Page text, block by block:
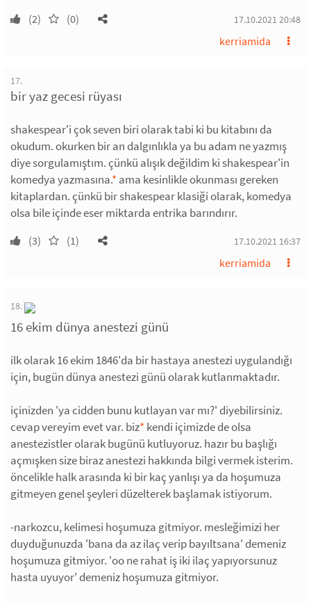
(2) (0) 17.10.2021 20:48
kerriamida
17.
bir yaz gecesi rüyası
shakespear'i çok seven biri olarak tabi ki bu kitabını da
okudum. okurken bir an dalgınlıkla ya bu adam ne yazmış
diye sorgulamıştım. çünkü alışık değildim ki shakespear'in
komedya yazmasına.* ama kesinlikle okunması gereken
kitaplardan. çünkü bir shakespear klasiği olarak, komedya
olsa bile içinde eser miktarda entrika barındırır.
(3) (1) 17.10.2021 16:37
kerriamida
18.
16 ekim dünya anestezi günü
ilk olarak 16 ekim 1846'da bir hastaya anestezi uygulandığı
için, bugün dünya anestezi günü olarak kutlanmaktadır.
içinizden 'ya cidden bunu kutlayan var mı?' diyebilirsiniz.
cevap vereyim evet var. biz* kendi içimizde de olsa
anestezistler olarak bugünü kutluyoruz. hazır bu başlığı
açmışken size biraz anestezi hakkında bilgi vermek isterim.
öncelikle halk arasında ki bir kaç yanlışı ya da hoşumuza
gitmeyen genel şeyleri düzelterek başlamak istiyorum.
-narkozcu, kelimesi hoşumuza gitmiyor. mesleğimizi her
duyduğunuzda 'bana da az ilaç verip bayıltsana' demeniz
hoşumuza gitmiyor. 'oo ne rahat iş iki ilaç yapıyorsunuz
hasta uyuyor' demeniz hoşumuza gitmiyor.